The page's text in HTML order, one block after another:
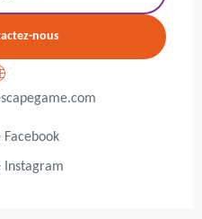
nous
Facebook
Instagram